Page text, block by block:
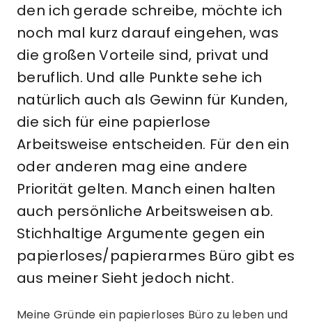
den ich gerade schreibe, möchte ich
noch mal kurz darauf eingehen, was
die großen Vorteile sind, privat und
beruflich. Und alle Punkte sehe ich
natürlich auch als Gewinn für Kunden,
die sich für eine papierlose
Arbeitsweise entscheiden. Für den ein
oder anderen mag eine andere
Priorität gelten. Manch einen halten
auch persönliche Arbeitsweisen ab.
Stichhaltige Argumente gegen ein
papierloses/papierarmes Büro gibt es
aus meiner Sieht jedoch nicht.
Meine Gründe ein papierloses Büro zu leben und